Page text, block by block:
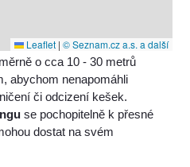
Leaflet | © Seznam.cz a.s. a další
o cca 10 - 30 metrů
abychom nenapomáhli
či odcizení kešek.
se pochopitelně k přesné
dostat na svém